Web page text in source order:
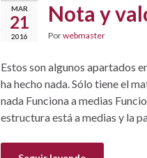
MAR
21
2016
Nota y
Porwebmaster
Estos son algunos apartados
ha hecho nada. Sólo tiene el
nada Funciona a medias
estructura está a medias y la